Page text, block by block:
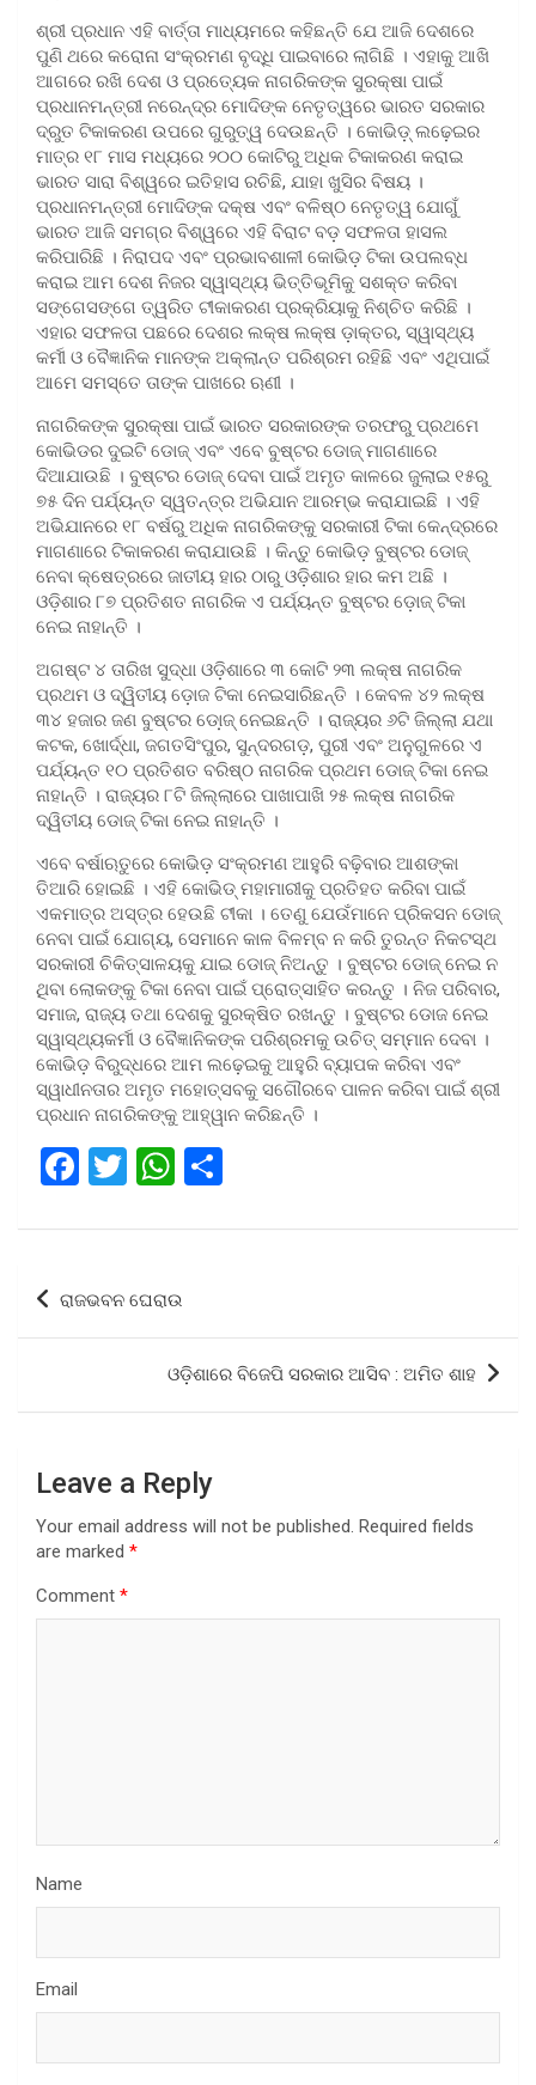
ଶ୍ରୀ ପ୍ରଧାନ ଏହି ବାର୍ତ୍ତା ମାଧ୍ୟମରେ କହିଛନ୍ତି ଯେ ଆଜି ଦେଶରେ
ପୁଣି ଥରେ କରୋନା ସଂକ୍ରମଣ ବୃଦ୍ଧି ପାଇବାରେ ଲାଗିଛି । ଏହାକୁ ଆଖି
ଆଗରେ ରଖି ଦେଶ ଓ ପ୍ରତ୍ୟେକ ନାଗରିକଙ୍କ ସୁରକ୍ଷା ପାଇଁ
ପ୍ରଧାନମନ୍ତ୍ରୀ ନରେନ୍ଦ୍ର ମୋଦିଙ୍କ ନେତୃତ୍ୱରେ ଭାରତ ସରକାର
ଦ୍ରୁତ ଟିକାକରଣ ଉପରେ ଗୁରୁତ୍ୱ ଦେଉଛନ୍ତି । କୋଭିଡ଼୍ ଲଢ଼େଇର
ମାତ୍ର ୧୮ ମାସ ମଧ୍ୟରେ ୨୦୦ କୋଟିରୁ ଅଧିକ ଟିକାକରଣ କରାଇ
ଭାରତ ସାରା ବିଶ୍ୱରେ ଇତିହାସ ରଚିଛି, ଯାହା ଖୁସିର ବିଷୟ ।
ପ୍ରଧାନମନ୍ତ୍ରୀ ମୋଦିଙ୍କ ଦକ୍ଷ ଏବଂ ବଳିଷ୍ଠ ନେତୃତ୍ୱ ଯୋଗୁଁ
ଭାରତ ଆଜି ସମଗ୍ର ବିଶ୍ୱରେ ଏହି ବିରାଟ ବଡ଼ ସଫଳତା ହାସଲ
କରିପାରିଛି । ନିରାପଦ ଏବଂ ପ୍ରଭାବଶାଳୀ କୋଭିଡ଼ ଟିକା ଉପଲବ୍ଧ
କରାଇ ଆମ ଦେଶ ନିଜର ସ୍ୱାସ୍ଥ୍ୟ ଭିତ୍ତିଭୂମିକୁ ସଶକ୍ତ କରିବା
ସଙ୍ଗେସଙ୍ଗେ ତ୍ୱରିତ ଟୀକାକରଣ ପ୍ରକ୍ରିୟାକୁ ନିଶ୍ଚିତ କରିଛି ।
ଏହାର ସଫଳତା ପଛରେ ଦେଶର ଲକ୍ଷ ଲକ୍ଷ ଡ଼ାକ୍ତର, ସ୍ୱାସ୍ଥ୍ୟ
କର୍ମୀ ଓ ବୈଜ୍ଞାନିକ ମାନଙ୍କ ଅକ୍ଲାନ୍ତ ପରିଶ୍ରମ ରହିଛି ଏବଂ ଏଥିପାଇଁ
ଆମେ ସମସ୍ତେ ତାଙ୍କ ପାଖରେ ଋଣୀ ।
ନାଗରିକଙ୍କ ସୁରକ୍ଷା ପାଇଁ ଭାରତ ସରକାରଙ୍କ ତରଫରୁ ପ୍ରଥମେ
କୋଭିଡର ଦୁଇଟି ଡୋଜ୍ ଏବଂ ଏବେ ବୁଷ୍ଟର ଡୋଜ୍ ମାଗଣାରେ
ଦିଆଯାଉଛି । ବୁଷ୍ଟର ଡୋଜ୍ ଦେବା ପାଇଁ ଅମୃତ କାଳରେ ଜୁଲାଇ ୧୫ରୁ
୭୫ ଦିନ ପର୍ଯ୍ୟନ୍ତ ସ୍ୱତନ୍ତ୍ର ଅଭିଯାନ ଆରମ୍ଭ କରାଯାଇଛି । ଏହି
ଅଭିଯାନରେ ୧୮ ବର୍ଷରୁ ଅଧିକ ନାଗରିକଙ୍କୁ ସରକାରୀ ଟିକା କେନ୍ଦ୍ରରେ
ମାଗଣାରେ ଟିକାକରଣ କରାଯାଉଛି । କିନ୍ତୁ କୋଭିଡ଼ ବୁଷ୍ଟର ଡୋଜ୍
ନେବା କ୍ଷେତ୍ରରେ ଜାତୀୟ ହାର ଠାରୁ ଓଡ଼ିଶାର ହାର କମ ଅଛି ।
ଓଡ଼ିଶାର ୮୭ ପ୍ରତିଶତ ନାଗରିକ ଏ ପର୍ଯ୍ୟନ୍ତ ବୁଷ୍ଟର ଡ଼ୋଜ୍ ଟିକା
ନେଇ ନାହାନ୍ତି ।
ଅଗଷ୍ଟ ୪ ତାରିଖ ସୁଦ୍ଧା ଓଡ଼ିଶାରେ ୩ କୋଟି ୨୩ ଲକ୍ଷ ନାଗରିକ
ପ୍ରଥମ ଓ ଦ୍ୱିତୀୟ ଡ଼ୋଜ ଟିକା ନେଇସାରିଛନ୍ତି । କେବଳ ୪୨ ଲକ୍ଷ
୩୪ ହଜାର ଜଣ ବୁଷ୍ଟର ଡୋ଼ଜ୍ ନେଇଛନ୍ତି । ରାଜ୍ୟର ୬ଟି ଜିଲ୍ଲା ଯଥା
କଟକ, ଖୋର୍ଦ୍ଧା, ଜଗତସିଂପୁର, ସୁନ୍ଦରଗଡ଼, ପୁରୀ ଏବଂ ଅନୁଗୁଳରେ ଏ
ପର୍ଯ୍ୟନ୍ତ ୧୦ ପ୍ରତିଶତ ବରିଷ୍ଠ ନାଗରିକ ପ୍ରଥମ ଡୋଜ୍ ଟିକା ନେଇ
ନାହାନ୍ତି । ରାଜ୍ୟର ୮ଟି ଜିଲ୍ଲାରେ ପାଖାପାଖି ୨୫ ଲକ୍ଷ ନାଗରିକ
ଦ୍ୱିତୀୟ ଡୋଜ୍ ଟିକା ନେଇ ନାହାନ୍ତି ।
ଏବେ ବର୍ଷାଋତୁରେ କୋଭିଡ଼ ସଂକ୍ରମଣ ଆହୁରି ବଢ଼ିବାର ଆଶଙ୍କା
ତିଆରି ହୋଇଛି । ଏହି କୋଭିଡ୍ ମହାମାରୀକୁ ପ୍ରତିହତ କରିବା ପାଇଁ
ଏକମାତ୍ର ଅସ୍ତ୍ର ହେଉଛି ଟୀକା । ତେଣୁ ଯେଉଁମାନେ ପ୍ରିକସନ ଡୋଜ୍
ନେବା ପାଇଁ ଯୋଗ୍ୟ, ସେମାନେ କାଳ ବିଳମ୍ବ ନ କରି ତୁରନ୍ତ ନିକଟସ୍ଥ
ସରକାରୀ ଚିକିତ୍ସାଳୟକୁ ଯାଇ ଡୋଜ୍ ନିଅନ୍ତୁ । ବୁଷ୍ଟର ଡୋଜ୍ ନେଇ ନ
ଥିବା ଲୋକଙ୍କୁ ଟିକା ନେବା ପାଇଁ ପ୍ରୋତ୍ସାହିତ କରନ୍ତୁ । ନିଜ ପରିବାର,
ସମାଜ, ରାଜ୍ୟ ତଥା ଦେଶକୁ ସୁରକ୍ଷିତ ରଖନ୍ତୁ । ବୁଷ୍ଟର ଡୋଜ ନେଇ
ସ୍ୱାସ୍ଥ୍ୟକର୍ମୀ ଓ ବୈଜ୍ଞାନିକଙ୍କ ପରିଶ୍ରମକୁ ଉଚିତ୍ ସମ୍ମାନ ଦେବା ।
କୋଭିଡ଼ ବିରୁଦ୍ଧରେ ଆମ ଲଢ଼େଇକୁ ଆହୁରି ବ୍ୟାପକ କରିବା ଏବଂ
ସ୍ୱାଧୀନତାର ଅମୃତ ମହୋତ୍ସବକୁ ସଗୌରବେ ପାଳନ କରିବା ପାଇଁ ଶ୍ରୀ
ପ୍ରଧାନ ନାଗରିକଙ୍କୁ ଆହ୍ୱାନ କରିଛନ୍ତି ।
F
ce
o
T
tt
W
at
A
p
p
ar
Post
navigation
ରାଜଭବନ ଘେରାଉ
ଓଡ଼ିଶାରେ ବିଜେପି ସରକାର ଆସିବ : ଅମିତ ଶାହ
Leave a Reply
Your email address will not be published. Required fields
are marked *
Comment *
Name
Email